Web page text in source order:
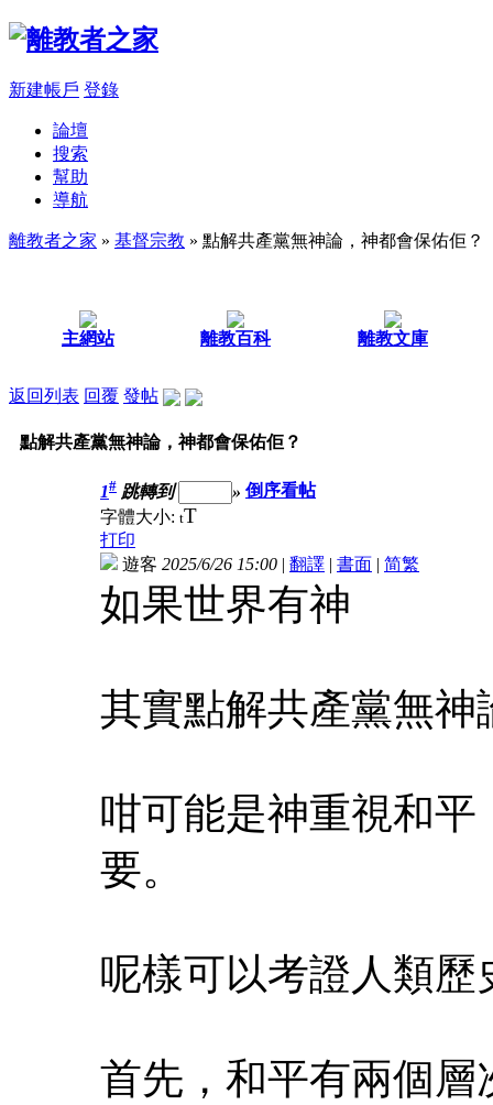
新建帳戶 登錄
論壇
搜索
幫助
導航
離教者之家 » 基督宗教 » 點解共產黨無神論，神都會保佑佢？
主網站 離教百科 離教文庫
返回列表 回覆 發帖
點解共產黨無神論，神都會保佑佢？
1# 跳轉到 » 倒序看帖
字體大小: tT
打印
遊客 2025/6/26 15:00 | 翻譯 | 書面 | 简繁
如果世界有神
其實點解共產黨無神
咁可能是神重視和
要。
呢樣可以考證人類
首先，和平有兩個層